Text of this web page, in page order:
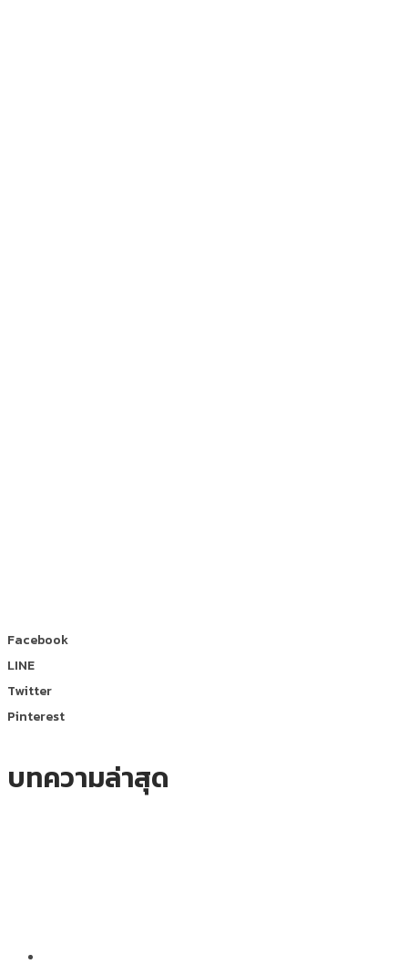
Facebook
LINE
Twitter
Pinterest
บทความล่าสุด